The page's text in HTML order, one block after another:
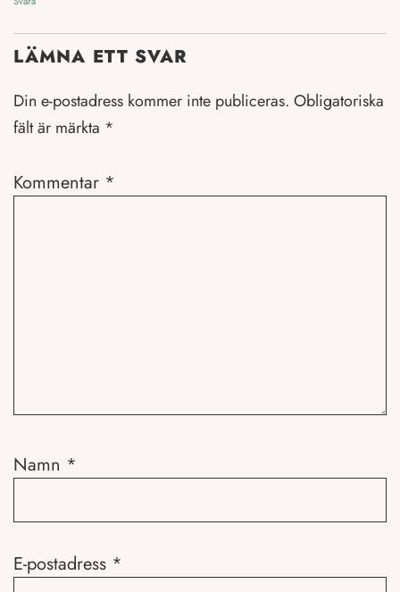
LÄMNA ETT SVAR
Din e-postadress kommer inte publiceras. Obligatoriska
fält är märkta *
Kommentar *
Namn *
E-postadress *